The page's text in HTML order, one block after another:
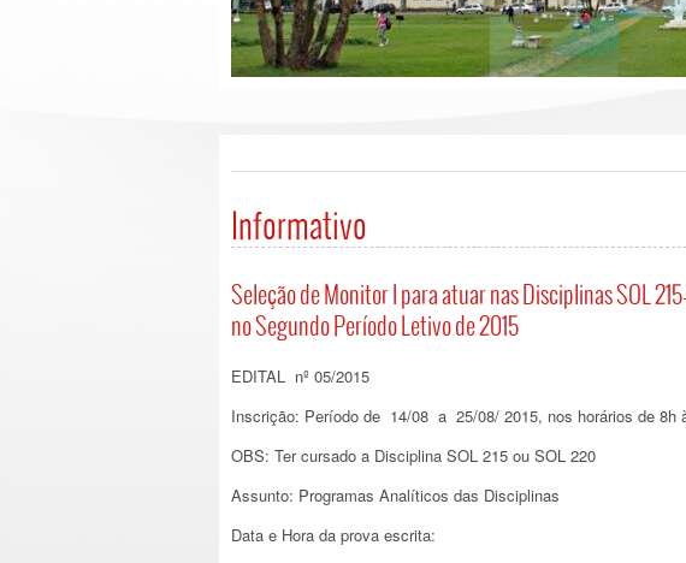
Informativo
Seleção de Monitor I para atuar nas Disciplinas SOL
no Segundo Período Letivo de 2015
EDITAL nº 05/2015
Inscrição: Período de 14/08 a 25/08/ 2015, nos horários de 8h
OBS: Ter cursado a Disciplina SOL 215 ou SOL 220
Assunto: Programas Analíticos das Disciplinas
Data e Hora da prova escrita: